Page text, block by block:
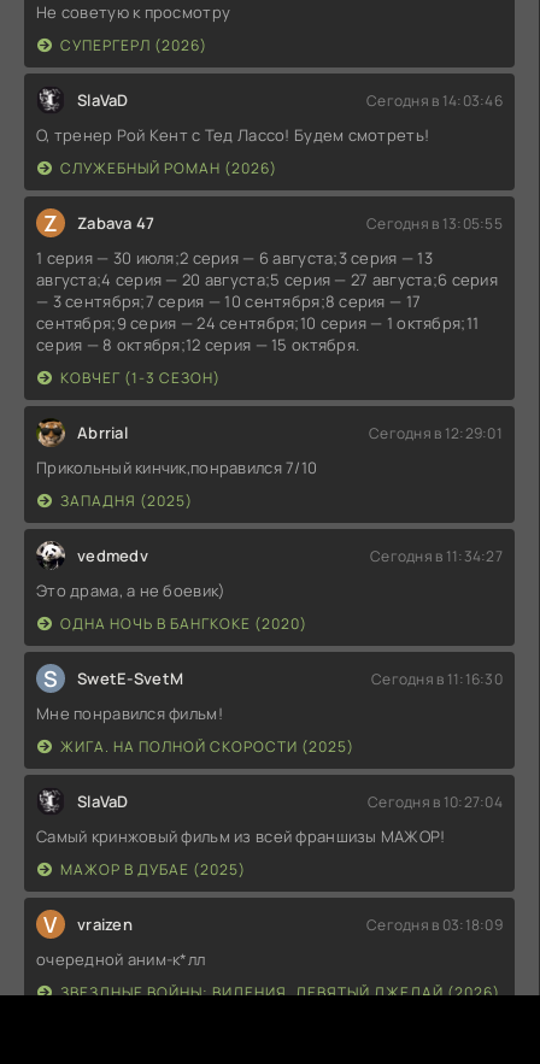
Не советую к просмотру
СУПЕРГЕРЛ (2026)
SlaVaD Сегодня в 14:03:46
О, тренер Рой Кент с Тед Лассо! Будем смотреть!
СЛУЖЕБНЫЙ РОМАН (2026)
Z Zabava 47 Сегодня в 13:05:55
1 серия — 30 июля;2 серия — 6 августа;3 серия — 13
августа;4 серия — 20 августа;5 серия — 27 августа;6 серия
— 3 сентября;7 серия — 10 сентября;8 серия — 17
сентября;9 серия — 24 сентября;10 серия — 1 октября;11
серия — 8 октября;12 серия — 15 октября.
КОВЧЕГ (1-3 СЕЗОН)
Abrrial Сегодня в 12:29:01
Прикольный кинчик,понравился 7/10
ЗАПАДНЯ (2025)
vedmedv Сегодня в 11:34:27
Это драма, а не боевик)
ОДНА НОЧЬ В БАНГКОКЕ (2020)
S SwetE-SvetM Сегодня в 11:16:30
Мне понравился фильм!
ЖИГА. НА ПОЛНОЙ СКОРОСТИ (2025)
SlaVaD Сегодня в 10:27:04
Самый кринжовый фильм из всей франшизы МАЖОР!
МАЖОР В ДУБАЕ (2025)
V vraizen Сегодня в 03:18:09
очередной аним-к*лл
ЗВЕЗДНЫЕ ВОЙНЫ: ВИДЕНИЯ. ДЕВЯТЫЙ ДЖЕДАЙ (2026)